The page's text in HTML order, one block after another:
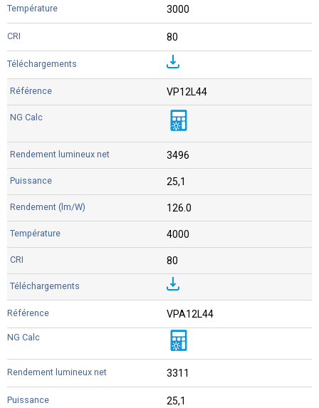
3000
80
VP12L44
3496
25,1
126.0
4000
80
VPA12L44
3311
25,1